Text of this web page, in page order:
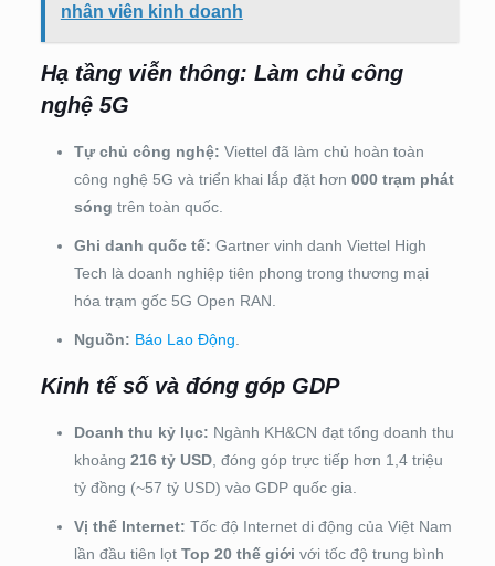
nhân viên kinh doanh
Hạ tầng viễn thông: Làm chủ công
nghệ 5G
Tự chủ công nghệ: Viettel đã làm chủ hoàn toàn
công nghệ 5G và triển khai lắp đặt hơn 000 trạm phát
sóng trên toàn quốc.
Ghi danh quốc tế: Gartner vinh danh Viettel High
Tech là doanh nghiệp tiên phong trong thương mại
hóa trạm gốc 5G Open RAN.
Nguồn: Báo Lao Động
Kinh tế số và đóng góp GDP
Doanh thu kỷ lục: Ngành KH&CN đạt tổng doanh thu
khoảng 216 tỷ USD, đóng góp trực tiếp hơn 1,4 triệu
tỷ đồng (~57 tỷ USD) vào GDP quốc gia.
Vị thế Internet: Tốc độ Internet di động của Việt Nam
lần đầu tiên lọt Top 20 thế giới với tốc độ trung bình